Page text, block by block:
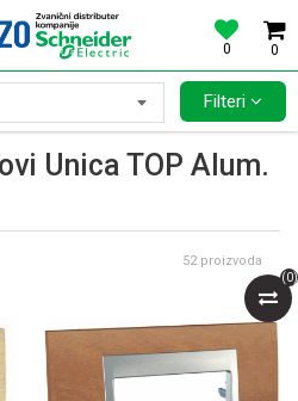
0
0
OSIGURACA SCHNEIDER ELECTRIC
(0)
Unica TOP Alum.
Filteri
52proizvoda